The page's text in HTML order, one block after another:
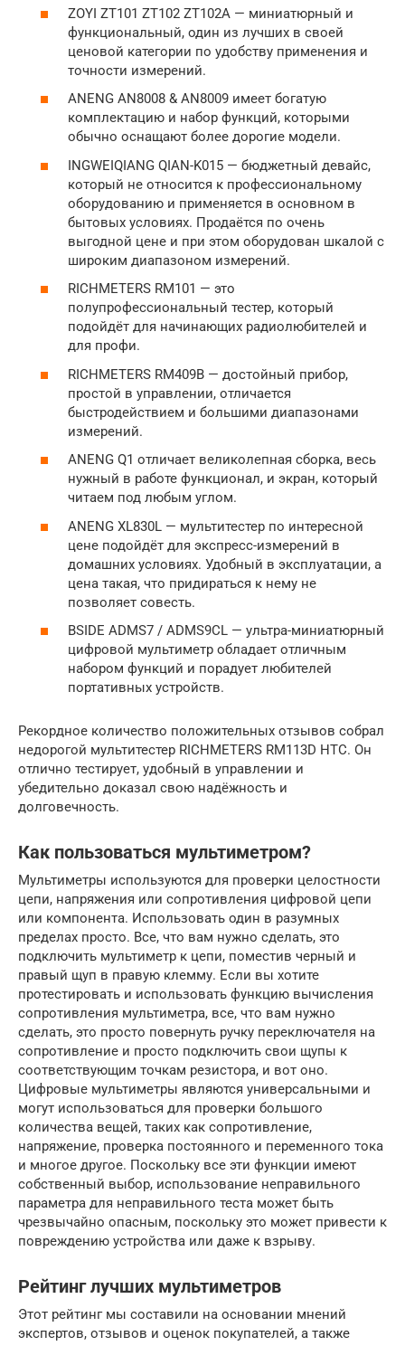
ZOYI ZT101 ZT102 ZT102A — миниатюрный и
функциональный, один из лучших в своей
ценовой категории по удобству применения и
точности измерений.
ANENG AN8008 & AN8009 имеет богатую
комплектацию и набор функций, которыми
обычно оснащают более дорогие модели.
INGWEIQIANG QIAN-K015 — бюджетный девайс,
который не относится к профессиональному
оборудованию и применяется в основном в
бытовых условиях. Продаётся по очень
выгодной цене и при этом оборудован шкалой с
широким диапазоном измерений.
RICHMETERS RM101 — это
полупрофессиональный тестер, который
подойдёт для начинающих радиолюбителей и
для профи.
RICHMETERS RM409B — достойный прибор,
простой в управлении, отличается
быстродействием и большими диапазонами
измерений.
ANENG Q1 отличает великолепная сборка, весь
нужный в работе функционал, и экран, который
читаем под любым углом.
ANENG XL830L — мультитестер по интересной
цене подойдёт для экспресс-измерений в
домашних условиях. Удобный в эксплуатации, а
цена такая, что придираться к нему не
позволяет совесть.
BSIDE ADMS7 / ADMS9CL — ультра-миниатюрный
цифровой мультиметр обладает отличным
набором функций и порадует любителей
портативных устройств.
Рекордное количество положительных отзывов собрал
недорогой мультитестер RICHMETERS RM113D НТС. Он
отлично тестирует, удобный в управлении и
убедительно доказал свою надёжность и
долговечность.
Как пользоваться мультиметром?
Мультиметры используются для проверки целостности
цепи, напряжения или сопротивления цифровой цепи
или компонента. Использовать один в разумных
пределах просто. Все, что вам нужно сделать, это
подключить мультиметр к цепи, поместив черный и
правый щуп в правую клемму. Если вы хотите
протестировать и использовать функцию вычисления
сопротивления мультиметра, все, что вам нужно
сделать, это просто повернуть ручку переключателя на
сопротивление и просто подключить свои щупы к
соответствующим точкам резистора, и вот оно.
Цифровые мультиметры являются универсальными и
могут использоваться для проверки большого
количества вещей, таких как сопротивление,
напряжение, проверка постоянного и переменного тока
и многое другое. Поскольку все эти функции имеют
собственный выбор, использование неправильного
параметра для неправильного теста может быть
чрезвычайно опасным, поскольку это может привести к
повреждению устройства или даже к взрыву.
Рейтинг лучших мультиметров
Этот рейтинг мы составили на основании мнений
экспертов, отзывов и оценок покупателей, а также